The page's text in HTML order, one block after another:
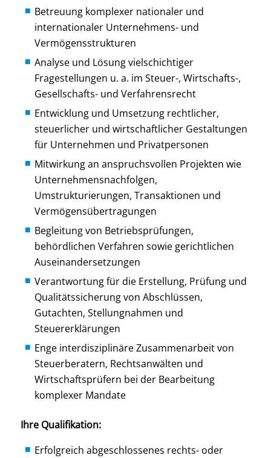
Betreuung komplexer nationaler und
internationaler Unternehmens- und
Vermögensstrukturen
Analyse und Lösung vielschichtiger
Fragestellungen u. a. im Steuer-, Wirtschafts-,
Gesellschafts- und Verfahrensrecht
Entwicklung und Umsetzung rechtlicher,
steuerlicher und wirtschaftlicher Gestaltungen
für Unternehmen und Privatpersonen
Mitwirkung an anspruchsvollen Projekten wie
Unternehmensnachfolgen,
Umstrukturierungen, Transaktionen und
Vermögensübertragungen
Begleitung von Betriebsprüfungen,
behördlichen Verfahren sowie gerichtlichen
Auseinandersetzungen
Verantwortung für die Erstellung, Prüfung und
Qualitätssicherung von Abschlüssen,
Gutachten, Stellungnahmen und
Steuererklärungen
Enge interdisziplinäre Zusammenarbeit von
Steuerberatern, Rechtsanwälten und
Wirtschaftsprüfern bei der Bearbeitung
komplexer Mandate
Ihre Qualifikation:
Erfolgreich abgeschlossenes rechts- oder